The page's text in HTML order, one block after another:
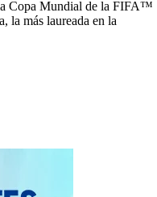
Copa Mundial de la FIFA™
la más laureada en la